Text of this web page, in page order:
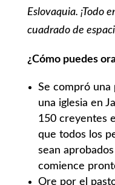
Eslovaquia. ¡Todo
cuadrado de
¿Cómo puedes
Se compró
una iglesia en
150 creyentes
que todos los
sean
comience
Ore por el